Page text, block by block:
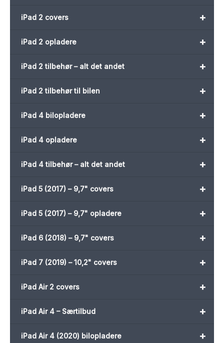
+
iPad 2 covers
+
iPad 2 opladere
+
iPad 2 tilbehør – alt det andet
+
iPad 2 tilbehør til bilen
+
iPad 4 bilopladere
+
iPad 4 opladere
+
iPad 4 tilbehør – alt det andet
+
iPad 5 (2017) – 9,7" covers
+
iPad 5 (2017) – 9,7" opladere
+
iPad 6 (2018) – 9,7" covers
+
iPad 7 (2019) – 10,2" covers
+
iPad Air 2 covers
+
iPad Air 4 – Særtilbud
+
iPad Air 4 (2020) bilopladere